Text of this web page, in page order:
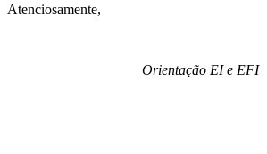
Atenciosamente,
Orientação EI e EFI